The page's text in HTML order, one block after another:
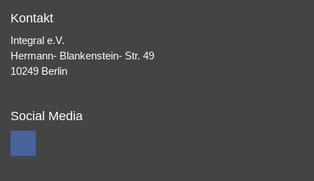
Kontakt
Integral e.V.
Hermann- Blankenstein- Str. 49
10249 Berlin
Social Media